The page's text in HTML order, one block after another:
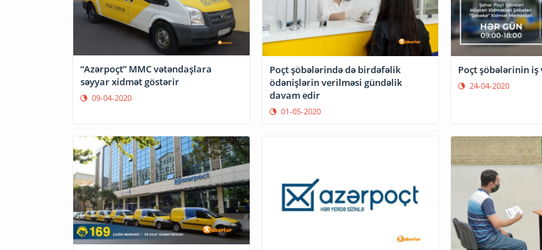
“Azərpoçt” MMC vətəndaşlara
səyyar xidmət göstərir
09-04-2020
Poçt şöbələrində də birdəfəlik
ödənişlərin verilməsi gündəlik
davam edir
01-05-2020
Poçt şöbələrinin iş
24-04-2020